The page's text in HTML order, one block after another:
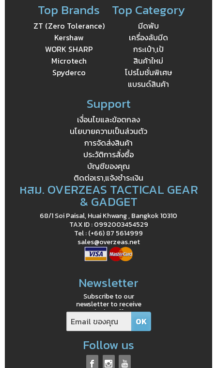
Top Brands
ZT (Zero Tolerance)
Kershaw
WORK SHARP
Microtech
Spyderco
Top Category
มีดพับ
เครื่องลับมีด
กระเป๋า,เป้
สินค้าใหม่
โปรโมชั่นพิเศษ
แบรนด์สินค้า
Support
เงื่อนไขและข้อตกลง
นโยบายความเป็นส่วนตัว
การจัดส่งสินค้า
ประวัติการสั่งซื้อ
บัญชีของคุณ
ติดต่อเรา,แจ้งชำระเงิน
หสม. OVERZEAS TACTICAL GEAR
& GADGET
68/1 Soi Paisal, Huai Khwang , Bangkok 10310
TAX ID : 0992003454529
Tel : (+66) 87 5614999
sales@overzeas.net
Newsletter
Subscribe to our
newsletter to receive
exclusive offers
Follow us